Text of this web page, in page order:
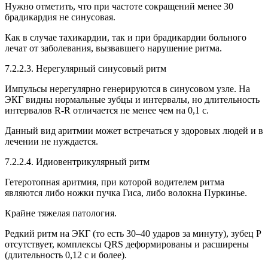
Нужно отметить, что при частоте сокращений менее 30
брадикардия не синусовая.
Как в случае тахикардии, так и при брадикардии больного
лечат от заболевания, вызвавшего нарушение ритма.
7.2.2.3. Нерегулярный синусовый ритм
Импульсы нерегулярно генерируются в синусовом узле. На
ЭКГ видны нормальные зубцы и интервалы, но длительность
интервалов R-R отличается не менее чем на 0,1 с.
Данный вид аритмии может встречаться у здоровых людей и в
лечении не нуждается.
7.2.2.4. Идиовентрикулярный ритм
Гетеротопная аритмия, при которой водителем ритма
являются либо ножки пучка Гиса, либо волокна Пуркинье.
Крайне тяжелая патология.
Редкий ритм на ЭКГ (то есть 30–40 ударов за минуту), зубец Р
отсутствует, комплексы QRS деформированы и расширены
(длительность 0,12 с и более).